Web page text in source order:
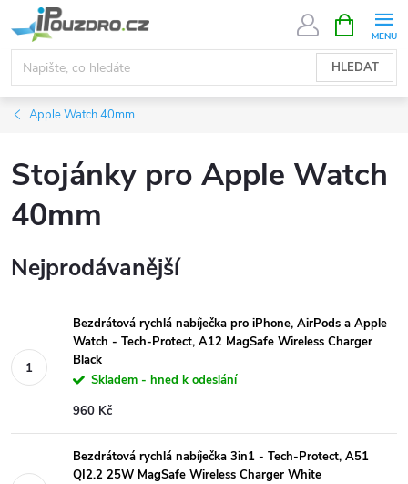
na
obsah
HLEDAT
NÁKUPNÍ
KOŠÍK
Apple Watch 40mm
Stojánky pro Apple Watch
40mm
Nejprodávanější
Bezdrátová rychlá nabíječka pro iPhone, AirPods a Apple
Watch - Tech-Protect, A12 MagSafe Wireless Charger
Black
Skladem - hned k odeslání
960 Kč
Bezdrátová rychlá nabíječka 3in1 - Tech-Protect, A51
QI2.2 25W MagSafe Wireless Charger White